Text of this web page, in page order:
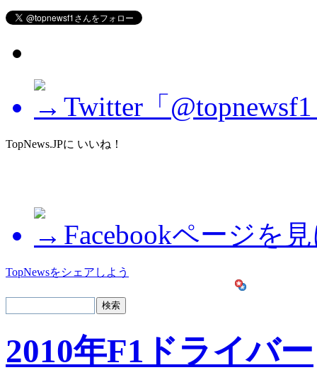
Twitter「
TopNews.JPに いいね！
Facebookページを
TopNewsをシェアしよう
2010年F1ドライバー